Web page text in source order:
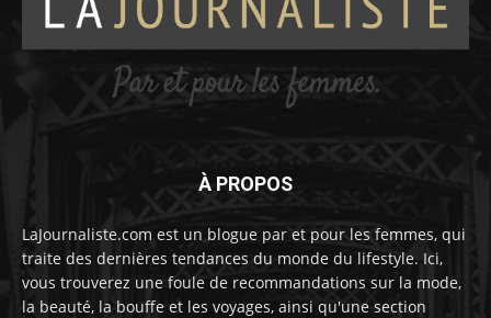
À PROPOS
LaJournaliste.com est un blogue par et pour les femmes, qui
traite des dernières tendances du monde du lifestyle. Ici,
vous trouverez une foule de recommandations sur la mode,
la beauté, la bouffe et les voyages, ainsi qu'une section